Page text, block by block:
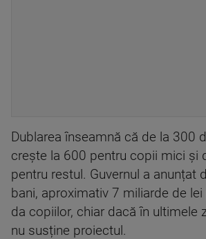
Dublarea înseamnă că de la 300
crește la 600 pentru copii mici și
pentru restul. Guvernul a anunțat
bani, aproximativ 7 miliarde de lei
da copiilor, chiar dacă în ultimele
nu susține proiectul.